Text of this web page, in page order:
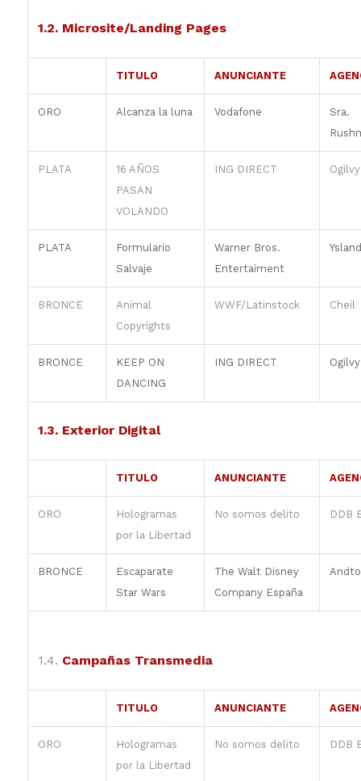
1.2. Microsite/Landing Pages
TITULO ANUNCIANTE
ORO Alcanza la luna Vodafone
Sra.
PLATA
16 AÑOS
PASAN
VOLANDO
ING DIRECT
PLATA
Formulario
Salvaje
Warner Bros.
Entertaiment
BRONCE
Animal
Copyrights
WWF/Latinstock Cheil
BRONCE
KEEP ON
DANCING
ING DIRECT
1.3. Exterior Digital
TITULO ANUNCIANTE
ORO
Hologramas
por la Libertad
No somos delito DDB
BRONCE
Escaparate
Star Wars
The Walt Disney
Company España
1.4. Campañas Transmedia
TITULO ANUNCIANTE
ORO
Hologramas
por la Libertad
No somos delito DDB